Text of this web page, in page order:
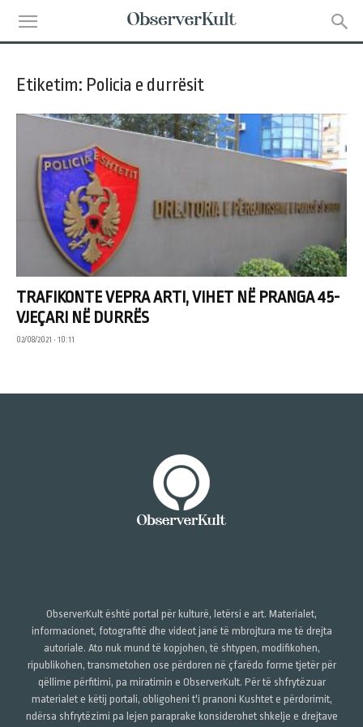
Etiketim: Policia e durrësit
TRAFIKONTE VEPRA ARTI, VIHET NË PRANGA 45-
VJEÇARI NË DURRËS
02/08/2021 • 10:11
ObserverKult është portal për kulturë, letërsi e art. Materialet,
informacionet, fotografitë dhe videot janë të mbrojtura me të drejta
autoriale. Ato nuk mund të kopjohen, të shtypen, modifikohen,
ripublikohen, transmetohen ose përdoren në çfarëdo forme tjetër për
qëllime përfitimi, pa miratimin e ObserverKult. Për të shfrytëzuar
materialet e këtij portali, obligoheni t'i pranoni Kushtet e përdorimit,
ndërsa shfrytëzimi pa lejen paraprake konsiderohet shkelje e drejtave